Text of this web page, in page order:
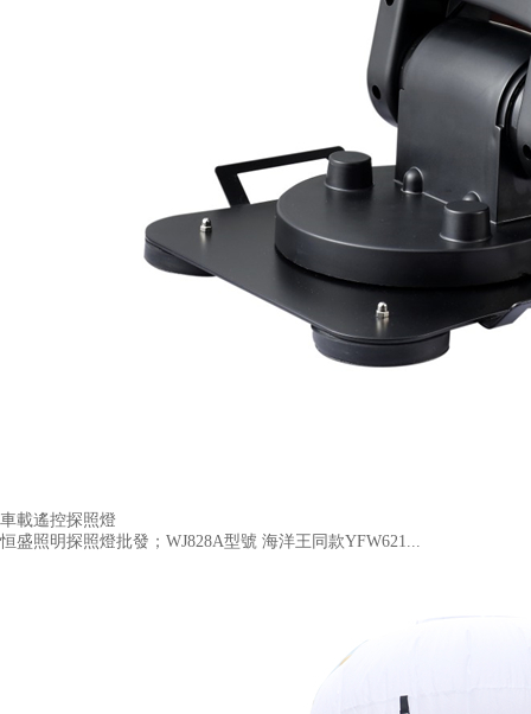
車載遙控探照燈
恒盛照明探照燈批發；WJ828A型號 海洋王同款YFW621...